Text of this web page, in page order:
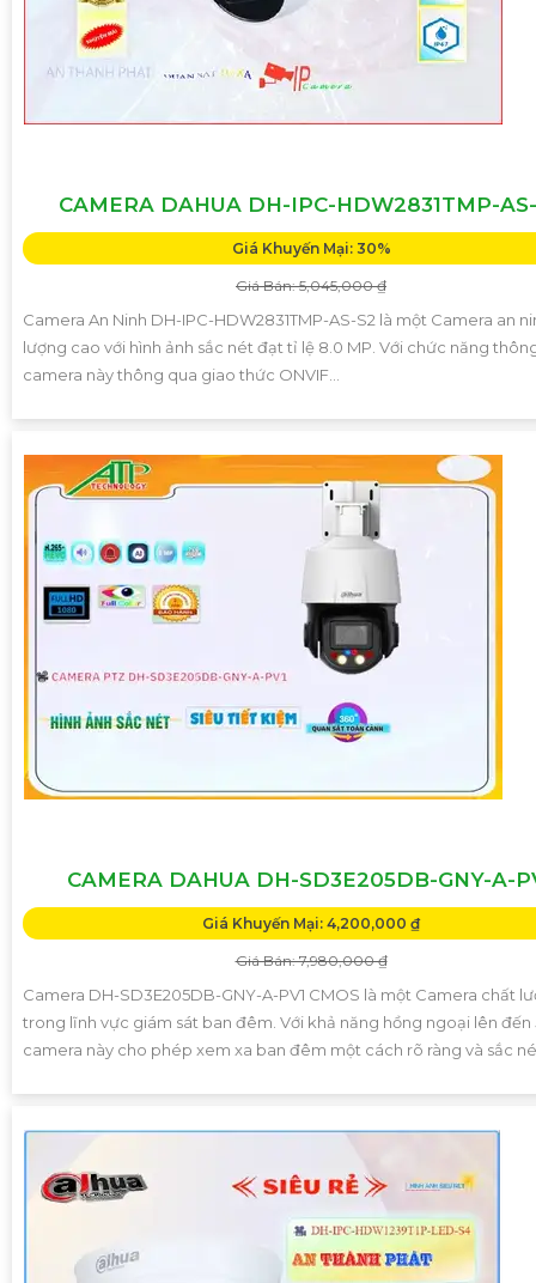
CAMERA DAHUA DH-IPC-HDW2831TMP-
Giá Khuyến Mại: 30%
Giá Bán: 5,045,000 ₫
Camera An Ninh DH-IPC-HDW2831TMP-AS-S2 là một Camera an
lượng cao với hình ảnh sắc nét đạt tỉ lệ 8.0 MP. Với chức năng
camera này thông qua giao thức ONVIF...
CAMERA DAHUA DH-SD3E205DB-GNY-A-
Giá Khuyến Mại: 4,200,000 ₫
Giá Bán: 7,980,000 ₫
Camera DH-SD3E205DB-GNY-A-PV1 CMOS là một Camera chất
trong lĩnh vực giám sát ban đêm. Với khả năng hồng ngoại lên đến
camera này cho phép xem xa ban đêm một cách rõ ràng và sắc